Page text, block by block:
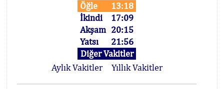
Öğle
13:18
İkindi
17:09
Akşam 20:15
Yatsı
21:56
Diğer Vakitler
Aylık Vakitler
Yıllık Vakitler